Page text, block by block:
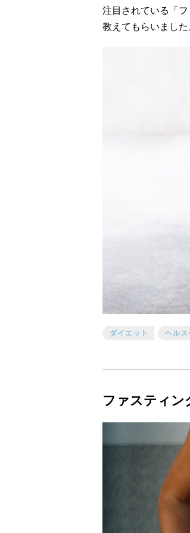
注目されている「
教えてもらいました
ダイエット ヘルス
ファスティン